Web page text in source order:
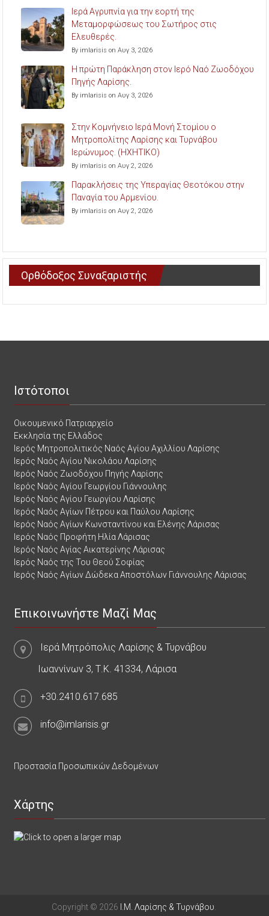
Ιερά Αγρυπνία για την εορτή της
Μεταμορφώσεως του Σωτήρος στις
Ελευθερές.
By imlarisis on Αυγ 3, 2026
Η πρώτη Παράκληση στον Ιερό Ναό Ζωοδόχου
Πηγής Λαρίσης.
By imlarisis on Αυγ 3, 2026
Στην Κομνήνειο Ιερά Μονή Στομίου ο
Μητροπολίτης Λαρίσης και Τυρνάβου
Ιερώνυμος. (ΗΧΗΤΙΚΟ)
By imlarisis on Αυγ 2, 2026
Παρακλήσεις της Υπεραγίας Θεοτόκου στην
Παναγία του Αρμενίου.
By imlarisis on Αυγ 2, 2026
Ορθόδοξος Συναξαριστής
Ιστότοποι
Οικουμενικό Πατριαρχείο
Εκκλησία της Ελλάδος
Ιερός Μητροπολιτικός Ναός Αγίου Αχιλλίου Λαρίσης
Ιερός Ναός Αγίου Νικολάου Λαρίσης
Ιερός Ναός Ζωοδόχου Πηγής Λαρίσης
Ιερός Ναός Αγίου Γεωργίου Γιάννουλης
Ιερός Ναός Αγίου Γεωργίου Λαρίσης
Ιερός Ναός Αγίων Πέτρου και Παύλου Λαρίσης
Ιερός Ναός Αγίων Κωνσταντίνου και Ελένης Λάρισας
Ιερός Ναός Προφήτη Ηλία Λάρισας
Ιερός Ναός Αγίας Αικατερίνης Λάρισας
Ιερός Ναός της Του Θεού Σοφίας
Ιερός Ναός Αγίων Δώδεκα Αποστόλων Γιάννουλης Λάρισας
Επικοινωνήστε Μαζί Μας
Ιερά Μητρόπολις Λαρίσης & Τυρνάβου
Ιωαννίνων 3, Τ.Κ. 41334, Λάρισα
+30.2410.617.685
info@imlarisis.gr
Προστασία Προσωπικών Δεδομένων
Χάρτης
Copyright © 2026 Ι.Μ. Λαρίσης & Τυρνάβου.